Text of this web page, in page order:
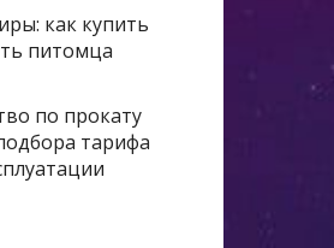
как купить
питомца
по прокату
тарифа